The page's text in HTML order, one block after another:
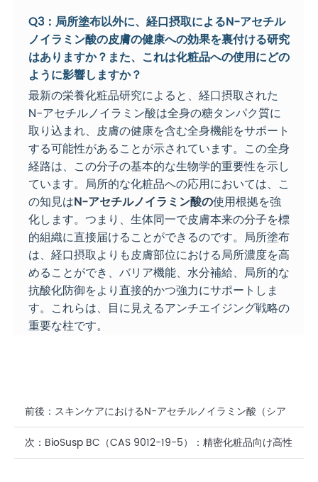
Q3：局所塗布以外に、経口摂取によるN-アセチル
ノイラミン酸の皮膚の健康への効果を裏付ける研究
はありますか？また、これは化粧品への使用にどの
ように影響しますか？
最新の栄養化粧品研究によると、経口摂取された
N-アセチルノイラミン酸は全身の糖タンパク質に
取り込まれ、皮膚の健康を含む全身機能をサポート
する可能性があることが示されています。この全身
経路は、この分子の基本的な生物学的重要性を示し
ています。局所的な化粧品への応用においては、こ
の知見はN-アセチルノイラミン酸の使用根拠を強
化します。つまり、生体同一で皮膚本来の分子を標
的組織に直接届けることができるのです。局所塗布
は、経口摂取よりも皮膚部位における局所濃度を高
めることができ、バリア機能、水分補給、局所的な
抗酸化防御をより直接的かつ強力にサポートしま
す。これらは、目に見えるアンチエイジング戦略の
重要な柱です。
前後： スキンケアにおけるN-アセチルノイラミン酸（シア
ル酸）：精密なアンチエイジングと抗酸化保護の科学
次： BioSusp BC（CAS 9012-19-5）：精密化粧品向け高性